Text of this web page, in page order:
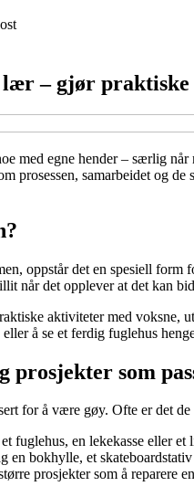
lær – gjør
med egne hender – særlig
prosessen, samarbeidet og
oppstår det en spesiell
når det opplever at det kan
aktiviteter med voksne,
å se et ferdig fuglehus
prosjekter som
for å være gøy. Ofte er det de
fuglehus, en lekekasse eller et
en bokhylle, et
prosjekter som å reparere